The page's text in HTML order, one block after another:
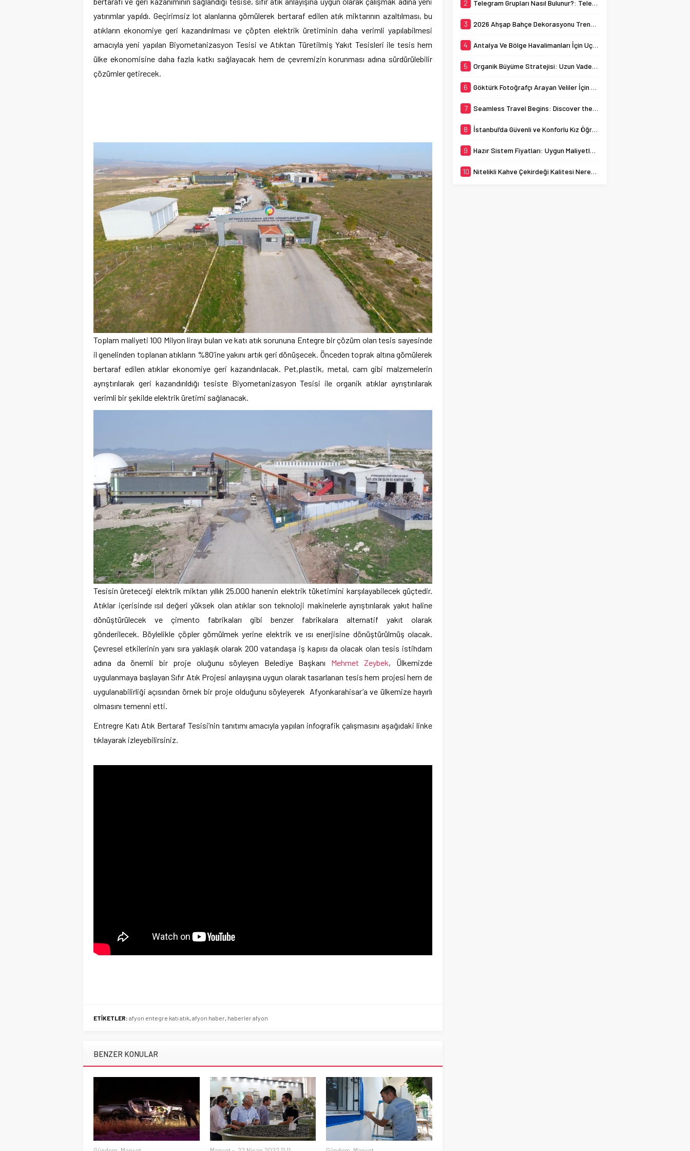
yatırımlar yapıldı. Geçirimsiz lot alanlarına gömülerek bertaraf edilen atık miktarının azaltılması, bu
atıkların ekonomiye geri kazandırılması ve çöpten elektrik üretiminin daha verimli yapılabilmesi
amacıyla yeni yapılan Biyometanizasyon Tesisi ve Atıktan Türetilmiş Yakıt Tesisleri ile tesis hem
ülke ekonomisine daha fazla katkı sağlayacak hem de çevremizin korunması adına sürdürülebilir
çözümler getirecek.
Toplam maliyeti 100 Milyon lirayı bulan ve katı atık sorununa Entegre bir çözüm olan tesis sayesinde
il genelinden toplanan atıkların %80’ine yakını artık geri dönüşecek. Önceden toprak altına gömülerek
bertaraf edilen atıklar ekonomiye geri kazandırılacak. Pet,plastik, metal, cam gibi malzemelerin
ayrıştırılarak geri kazandırıldığı tesiste Biyometanizasyon Tesisi ile organik atıklar ayrıştırılarak
verimli bir şekilde elektrik üretimi sağlanacak.
Tesisin üreteceği elektrik miktarı yıllık 25.000 hanenin elektrik tüketimini karşılayabilecek güçtedir.
Atıklar içerisinde ısıl değeri yüksek olan atıklar son teknoloji makinelerle ayrıştırılarak yakıt haline
dönüştürülecek ve çimento fabrikaları gibi benzer fabrikalara alternatif yakıt olarak
gönderilecek. Böylelikle çöpler gömülmek yerine elektrik ve ısı enerjisine dönüştürülmüş olacak.
Çevresel etkilerinin yanı sıra yaklaşık olarak 200 vatandaşa iş kapısı da olacak olan tesis istihdam
adına da önemli bir proje oluğunu söyleyen Belediye Başkanı Mehmet Zeybek, Ülkemizde
uygulanmaya başlayan Sıfır Atık Projesi anlayışına uygun olarak tasarlanan tesis hem projesi hem de
uygulanabilirliği açısından örnek bir proje olduğunu söyleyerek Afyonkarahisar’a ve ülkemize hayırlı
olmasını temenni etti.
Entregre Katı Atık Bertaraf Tesisi’nin tanıtımı amacıyla yapılan infografik çalışmasını aşağıdaki linke
tıklayarak izleyebilirsiniz.
ETİKETLER: afyon entegre katı atık, afyon haber, haberler afyon
BENZER KONULAR
sometimes...
her yıl binlerce öğrenciye
Bu bağlamda, İstanbul
kadınların...
2 Telegram Grupları Nasıl Bulunur?: Telegram’da Grup Bulma Deneyimini Sadeleştirin
3 2026 Ahşap Bahçe Dekorasyonu Trendleri: Doğal ve Modern Tasarım Önerileri
4 Antalya Ve Bölge Havalimanları İçin Uçak Radarı
5 Organik Büyüme Stratejisi: Uzun Vadede Sosyal Medya Başarısı Nasıl Sağlanır?
6 Göktürk Fotoğrafçı Arayan Veliler İçin Okul Kaydı Fotoğrafı Hazırlık Listesi
7 Seamless Travel Begins: Discover the Convenience of Istanbul Transfer Services
8 İstanbul’da Güvenli ve Konforlu Kız Öğrenci Yurtları
9 Hazır Sistem Fiyatları: Uygun Maliyetlerle Verimlilik Sağlayın
10 Nitelikli Kahve Çekirdeği Kalitesi Nereden Anlaşılır?